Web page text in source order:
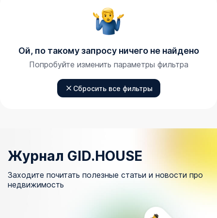
Ой, по такому запросу ничего не найдено
Попробуйте изменить параметры фильтра
Сбросить все фильтры
Журнал GID.HOUSE
Заходите почитать полезные статьи и новости про
недвижимость